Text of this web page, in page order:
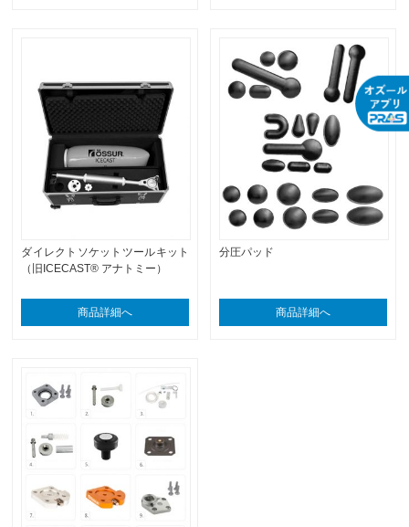
ダイレクトソケットツールキット
（旧ICECAST® アナトミー）
商品詳細へ
分圧パッド
商品詳細へ